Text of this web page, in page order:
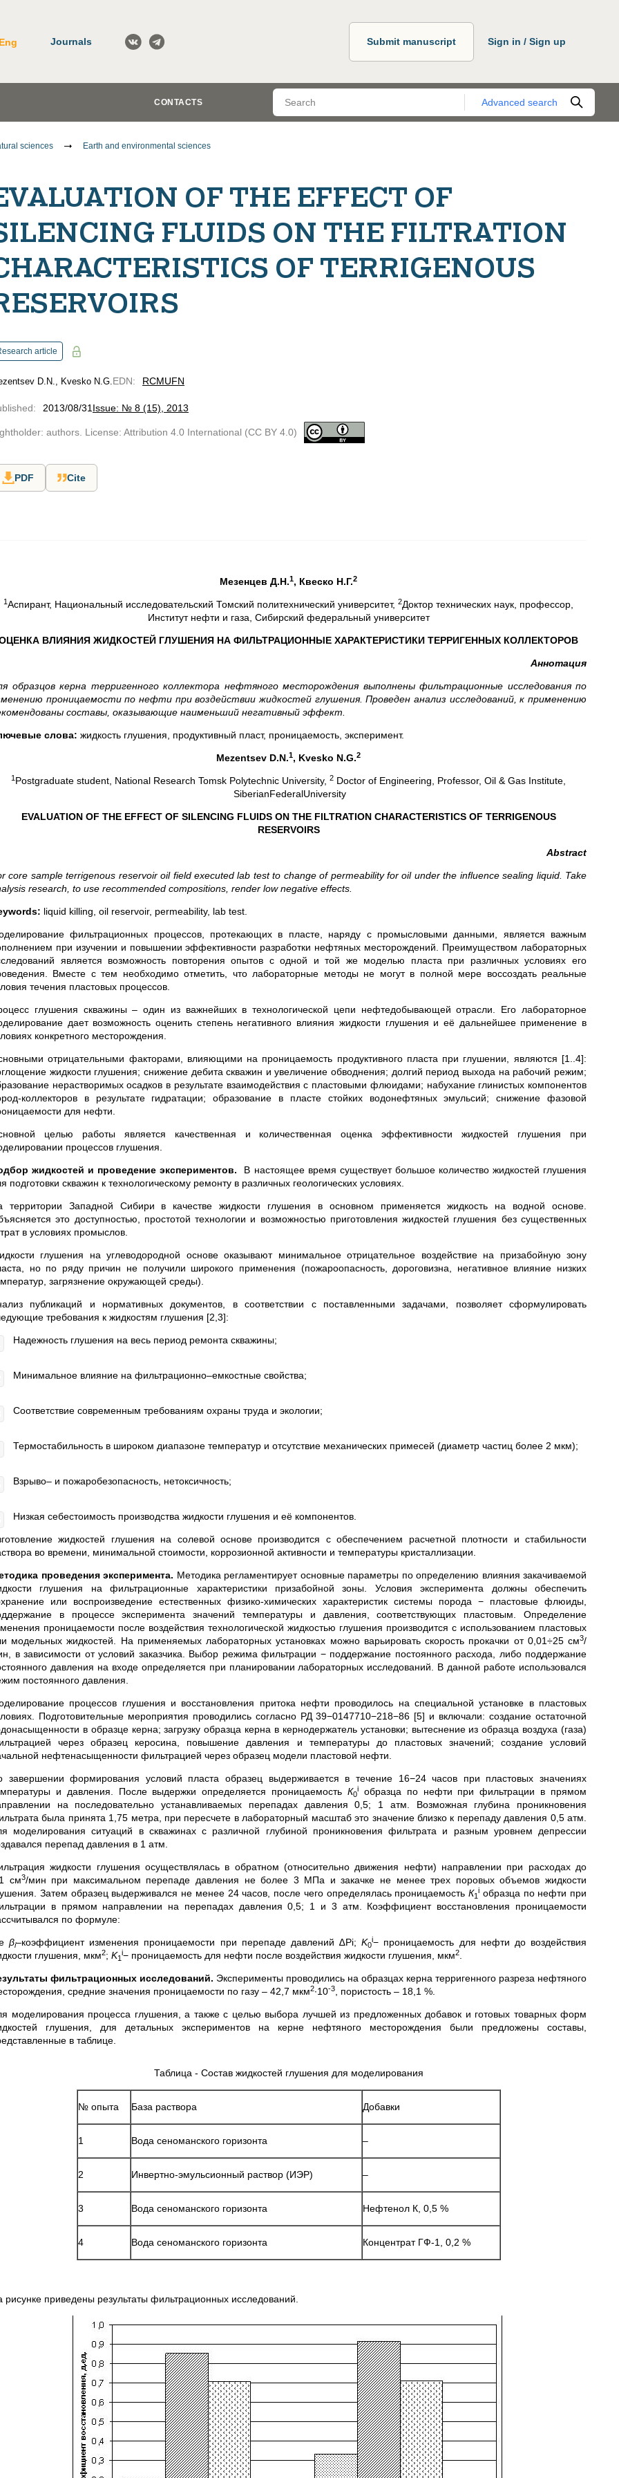
Eng Journals Submit manuscript Sign in / Sign up
CONTACTS Advanced search
sciences Earth and environmental sciences
OF THE EFFECT OF
FLUIDS ON THE FILTRATION
OF TERRIGENOUS
article
D.N., Kvesko N.G. EDN: RCMUFN
: 2013/08/31 Issue: № 8 (15), 2013
authors. License: Attribution 4.0 International (CC BY 4.0)
PDF Cite
Мезенцев Д.Н.1, Квеско Н.Г.2
1Аспирант, Национальный исследовательский Томский политехнический университет, 2Доктор технических наук, профессор,
Институт нефти и газа, Сибирский федеральный университет
ВЛИЯНИЯ ЖИДКОСТЕЙ ГЛУШЕНИЯ НА ФИЛЬТРАЦИОННЫЕ ХАРАКТЕРИСТИКИ ТЕРРИГЕННЫХ КОЛЛЕКТОРОВ
Аннотация
образцов керна терригенного коллектора нефтяного месторождения выполнены фильтрационные исследования по
проницаемости по нефти при воздействии жидкостей глушения. Проведен анализ исследований, к применению
составы, оказывающие наименьший негативный эффект.
слова: жидкость глушения, продуктивный пласт, проницаемость, эксперимент.
Mezentsev D.N.1, Kvesko N.G.2
1 Postgraduate student, National Research Tomsk Polytechnic University, 2 Doctor of Engineering, Professor, Oil & Gas Institute,
SiberianFederalUniversity
EVALUATION OF THE EFFECT OF SILENCING FLUIDS ON THE FILTRATION CHARACTERISTICS OF TERRIGENOUS
RESERVOIRS
Abstract
core sample terrigenous reservoir oil field executed lab test to change of permeability for oil under the influence sealing liquid. Take
research, to use recommended compositions, render low negative effects.
liquid killing, oil reservoir, permeability, lab test.
фильтрационных процессов, протекающих в пласте, наряду с промысловыми данными, является важным
при изучении и повышении эффективности разработки нефтяных месторождений. Преимуществом лабораторных
является возможность повторения опытов с одной и той же моделью пласта при различных условиях его
Вместе с тем необходимо отметить, что лабораторные методы не могут в полной мере воссоздать реальные
течения пластовых процессов.
глушения скважины – один из важнейших в технологической цепи нефтедобывающей отрасли. Его лабораторное
дает возможность оценить степень негативного влияния жидкости глушения и её дальнейшее применение в
конкретного месторождения.
отрицательными факторами, влияющими на проницаемость продуктивного пласта при глушении, являются [1..4]:
жидкости глушения; снижение дебита скважин и увеличение обводнения; долгий период выхода на рабочий режим;
нерастворимых осадков в результате взаимодействия с пластовыми флюидами; набухание глинистых компонентов
коллекторов в результате гидратации; образование в пласте стойких водонефтяных эмульсий; снижение фазовой
для нефти.
целью работы является качественная и количественная оценка эффективности жидкостей глушения при
процессов глушения.
жидкостей и проведение экспериментов. В настоящее время существует большое количество жидкостей глушения
подготовки скважин к технологическому ремонту в различных геологических условиях.
территории Западной Сибири в качестве жидкости глушения в основном применяется жидкость на водной основе.
это доступностью, простотой технологии и возможностью приготовления жидкостей глушения без существенных
в условиях промыслов.
глушения на углеводородной основе оказывают минимальное отрицательное воздействие на призабойную зону
но по ряду причин не получили широкого применения (пожароопасность, дороговизна, негативное влияние низких
загрязнение окружающей среды).
публикаций и нормативных документов, в соответствии с поставленными задачами, позволяет сформулировать
требования к жидкостям глушения [2,3]:
Надежность глушения на весь период ремонта скважины;
Минимальное влияние на фильтрационно–емкостные свойства;
Соответствие современным требованиям охраны труда и экологии;
Термостабильность в широком диапазоне температур и отсутствие механических примесей (диаметр частиц более 2 мкм);
Взрыво– и пожаробезопасность, нетоксичность;
Низкая себестоимость производства жидкости глушения и её компонентов.
жидкостей глушения на солевой основе производится с обеспечением расчетной плотности и стабильности
во времени, минимальной стоимости, коррозионной активности и температуры кристаллизации.
проведения эксперимента. Методика регламентирует основные параметры по определению влияния закачиваемой
глушения на фильтрационные характеристики призабойной зоны. Условия эксперимента должны обеспечить
или воспроизведение естественных физико-химических характеристик системы порода − пластовые флюиды,
в процессе эксперимента значений температуры и давления, соответствующих пластовым. Определение
проницаемости после воздействия технологической жидкостью глушения производится с использованием пластовых
модельных жидкостей. На применяемых лабораторных установках можно варьировать скорость прокачки от 0,01÷25 см3/
в зависимости от условий заказчика. Выбор режима фильтрации − поддержание постоянного расхода, либо поддержание
давления на входе определяется при планировании лабораторных исследований. В данной работе использовался
постоянного давления.
процессов глушения и восстановления притока нефти проводилось на специальной установке в пластовых
Подготовительные мероприятия проводились согласно РД 39−0147710−218−86 [5] и включали: создание остаточной
в образце керна; загрузку образца керна в кернодержатель установки; вытеснение из образца воздуха (газа)
через образец керосина, повышение давления и температуры до пластовых значений; создание условий
нефтенасыщенности фильтрацией через образец модели пластовой нефти.
завершении формирования условий пласта образец выдерживается в течение 16−24 часов при пластовых значениях
и давления. После выдержки определяется проницаемость К0
i
образца по нефти при фильтрации в прямом
на последовательно устанавливаемых перепадах давления 0,5; 1 атм. Возможная глубина проникновения
была принята 1,75 метра, при пересчете в лабораторный масштаб это значение близко к перепаду давления 0,5 атм.
моделирования ситуаций в скважинах с различной глубиной проникновения фильтрата и разным уровнем депрессии
перепад давления в 1 атм.
жидкости глушения осуществлялась в обратном (относительно движения нефти) направлении при расходах до
см3/мин при максимальном перепаде давления не более 3 МПа и закачке не менее трех поровых объемов жидкости
Затем образец выдерживался не менее 24 часов, после чего определялась проницаемость К1
i образца по нефти при
в прямом направлении на перепадах давления 0,5; 1 и 3 атм. Коэффициент восстановления проницаемости
по формуле:
βi–коэффициент изменения проницаемости при перепаде давлений ∆Рi;K0
i− проницаемость для нефти до воздействия
глушения, мкм2; K1
i− проницаемость для нефти после воздействия жидкости глушения, мкм2
фильтрационных исследований. Эксперименты проводились на образцах керна терригенного разреза нефтяного
средние значения проницаемости по газу – 42,7 мкм2∙10-3 , пористость – 18,1 %.
моделирования процесса глушения, а также с целью выбора лучшей из предложенных добавок и готовых товарных форм
глушения, для детальных экспериментов на керне нефтяного месторождения были предложены составы,
в таблице.
Таблица - Состав жидкостей глушения для моделирования
№ опыта База раствора Добавки
1 Вода сеноманского горизонта –
2 Инвертно-эмульсионный раствор (ИЭР) –
3 Вода сеноманского горизонта Нефтенол К, 0,5 %
4 Вода сеноманского горизонта Концентрат ГФ-1, 0,2 %
рисунке приведены результаты фильтрационных исследований.